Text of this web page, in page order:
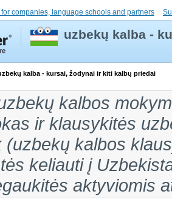
companies, language schools and partners
uzbekų kalba -
kalba - kursai, žodynai ir kiti kalbų priedai
kalbos
ir klausykitės
(uzbekų kalbos
keliauti į
aktyviomis